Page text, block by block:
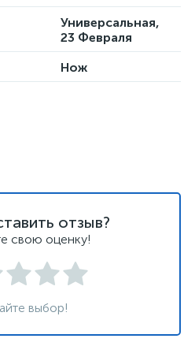
Универсальная,
23 Февраля
Нож
отзыв?
свою оценку!
выбор!